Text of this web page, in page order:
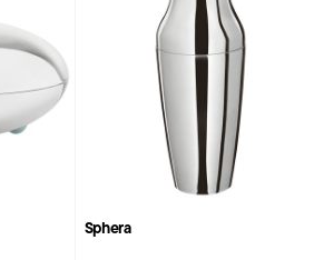
Sphera